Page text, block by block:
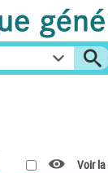
Voir